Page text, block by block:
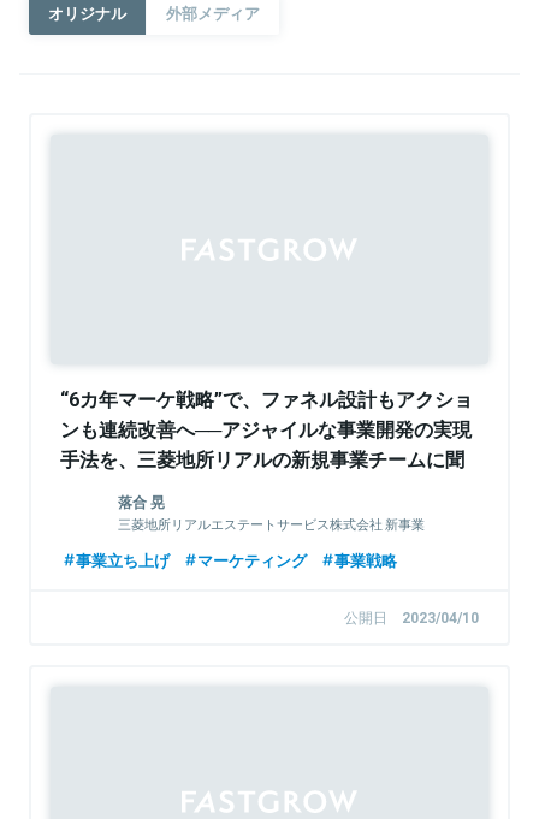
オリジナル 外部メディア
“6カ年マーケ戦略”で、ファネル設計もアクショ
ンも連続改善へ──アジャイルな事業開発の実現
手法を、三菱地所リアルの新規事業チームに聞
落合 晃
三菱地所リアルエステートサービス株式会社 新事業
事業立ち上げ マーケティング 事業戦略
公開日 2023/04/10